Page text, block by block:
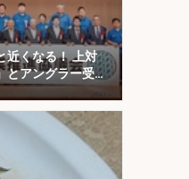
近くなる！ 上対
とアングラー受け